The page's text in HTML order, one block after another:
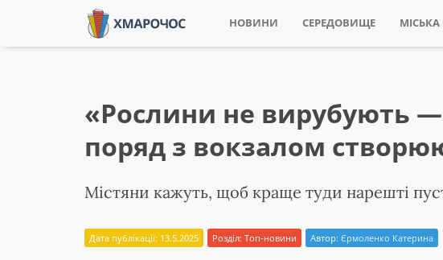
НОВИНИ СЕРЕДОВИЩЕ
«Рослини не вирубують
поряд з вокзалом
Містяни кажуть, щоб краще туди нарешті
Дата публікації: 13.5.2025 Розділ: Топ-новини Автор: Єрмоленко Катерина